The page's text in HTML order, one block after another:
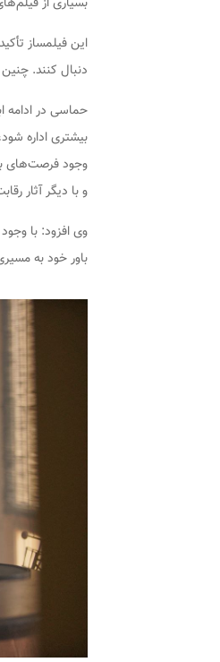
این فیلمساز
دنبال کنند.
حماسی در ادامه
بیشتری اداره
وجود فرصت‌های
و با دیگر آثار
وی افزود: با
باور خود به